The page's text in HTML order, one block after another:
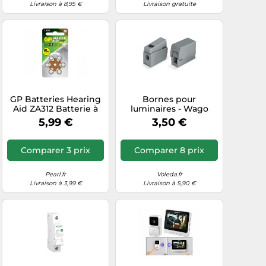
Livraison à 8,95 €
Livraison gratuite
GP Batteries Hearing
Aid ZA312 Batterie à
usage unique PR41
Zinc-Air
5,99 €
Comparer 3 prix
Pearl.fr
Livraison à 3,99 €
Bornes pour
luminaires - Wago
224-101
3,50 €
Comparer 8 prix
Voleda.fr
Livraison à 5,90 €